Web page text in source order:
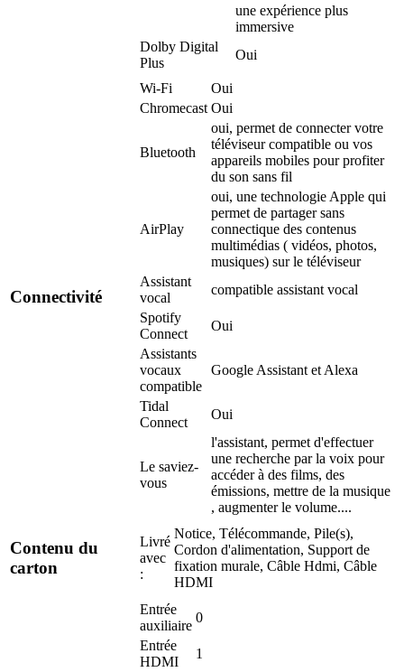
une expérience plus
immersive
Dolby Digital
Plus
Oui
Connectivité
Wi-Fi
Oui
Chromecast Oui
Bluetooth
oui, permet de connecter votre
téléviseur compatible ou vos
appareils mobiles pour profiter
du son sans fil
AirPlay
oui, une technologie Apple qui
permet de partager sans
connectique des contenus
multimédias ( vidéos, photos,
musiques) sur le téléviseur
Assistant
vocal
compatible assistant vocal
Spotify
Connect
Oui
Assistants
vocaux
compatible
Google Assistant et Alexa
Tidal
Connect
Oui
Le saviez-
vous
l'assistant, permet d'effectuer
une recherche par la voix pour
accéder à des films, des
émissions, mettre de la musique
, augmenter le volume....
Contenu du
carton
Livré
avec
:
Notice, Télécommande, Pile(s),
Cordon d'alimentation, Support de
fixation murale, Câble Hdmi, Câble
HDMI
Entrée
auxiliaire
0
Entrée
HDMI
1